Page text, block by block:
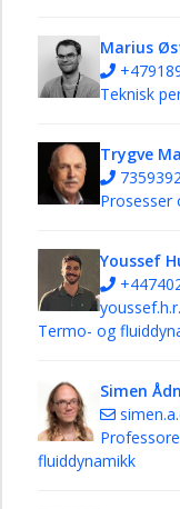
Marius
Teknisk
Trygve
Prosesser
Youssef
Termo- og
Simen
fluiddynamikk